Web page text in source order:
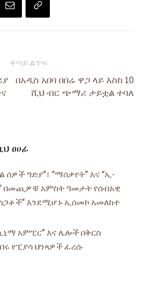
ቀጣይ ልጥፍ
በአዲስ አበባ በበሬ ዋጋ ላይ እስከ 10
ሺህ ብር ጭማሪ ታይቷል ተባለ
ፀሀፊ
ሰዎች ግድያ”፣ “ማሰቃየት” እና “ኢ-
በመጪዎቹ አምስት ዓመታት የሰብአዊ
እንደሚሆኑ ኢሰመኮ አመለከተ
አምፒር” እና ሌሎች በቅርስ
የፒያሳ ህንጻዎች ፈረሱ